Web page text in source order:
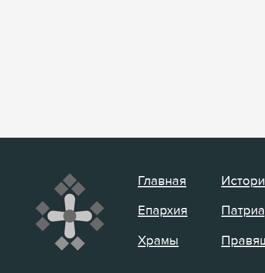
Главная
Епархия
Храмы